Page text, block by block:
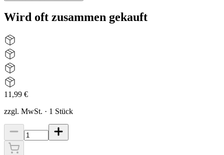
Wird oft zusammen gekauft
11,99 €
zzgl. MwSt. · 1 Stück